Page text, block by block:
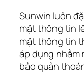
Sunwin luôn
mật thông tin
mật thông tin
áp dụng nhằm
bảo quản